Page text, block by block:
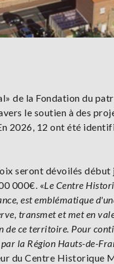
de la Fondation du
le soutien à des
2026, 12 ont été
seront dévoilés
000€. «Le Centre
est emblématique
transmet et met en
ce territoire. Pour
la Région Hauts-de-
du Centre Historique